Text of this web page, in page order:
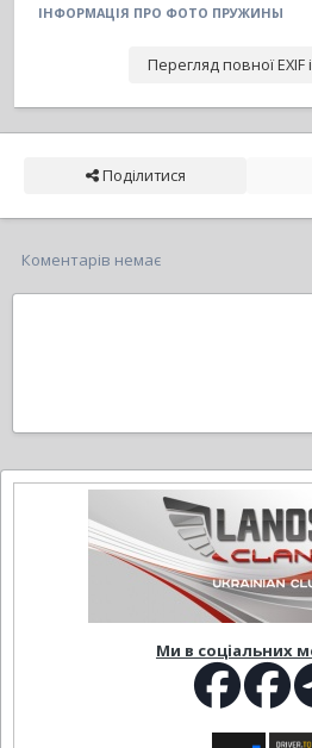
ІНФОРМАЦІЯ ПРО ФОТО ПРУЖИНЫ
Перегляд повної EXIF
Поділитися
Коментарів немає
Ми в соціальних